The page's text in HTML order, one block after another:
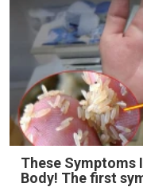
These Symptoms
Body! The first